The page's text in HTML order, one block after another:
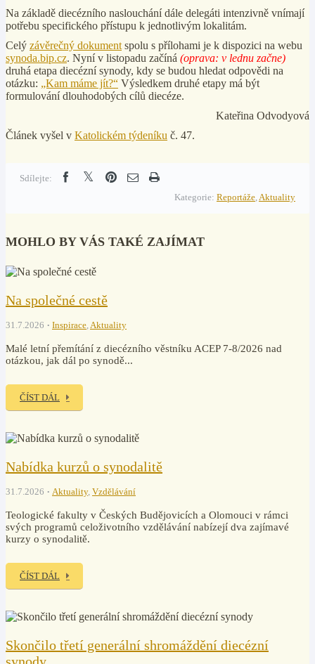
Na základě diecézního naslouchání dále delegáti intenzivně vnímají
potřebu specifického přístupu k jednotlivým lokalitám.
Celý závěrečný dokument spolu s přílohami je k dispozici na webu
synoda.bip.cz. Nyní v listopadu začíná (oprava: v lednu začne)
druhá etapa diecézní synody, kdy se budou hledat odpovědi na
otázku: „Kam máme jít?“ Výsledkem druhé etapy má být
formulování dlouhodobých cílů diecéze.
Kateřina Odvodyová
Článek vyšel v Katolickém týdeníku č. 47.
Sdílejte:
Kategorie: Reportáže,Aktuality
MOHLO BY VÁS TAKÉ ZAJÍMAT
Na společné cestě
31.7.2026 Inspirace,Aktuality
Malé letní přemítání z diecézního věstníku ACEP 7-8/2026 nad
otázkou, jak dál po synodě...
ČÍST DÁL
Nabídka kurzů o synodalitě
31.7.2026 Aktuality, Vzdělávání
Teologické fakulty v Českých Budějovicích a Olomouci v rámci
svých programů celoživotního vzdělávání nabízejí dva zajímavé
kurzy o synodalitě.
ČÍST DÁL
Skončilo třetí generální shromáždění diecézní